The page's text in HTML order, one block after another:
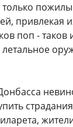
только
поп -